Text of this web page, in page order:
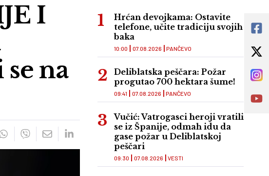
I
na
Hrćan devojkama: Ostavite
telefone, učite tradiciju svojih
baka
PANČEVO
10:00 07.08.2026
Deliblatska peščara: Požar
progutao 700 hektara šume!
PANČEVO
09:41 07.08.2026
Vučić: Vatrogasci heroji vratili
se iz Španije, odmah idu da
gase požar u Deliblatskoj
peščari
VESTI
09:30 07.08.2026